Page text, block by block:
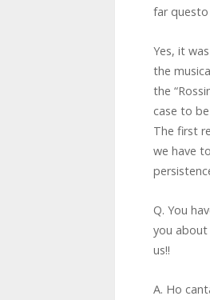
far questo
Yes, it
the
the
case to
The first
we have
Q. You
you about
us!!
A. Ho